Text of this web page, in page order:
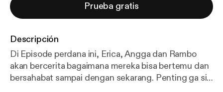
Prueba gratis
Descripción
Di Episode perdana ini, Erica, Angga dan Rambo
akan bercerita bagaimana mereka bisa bertemu dan
bersahabat sampai dengan sekarang. Penting ga sih